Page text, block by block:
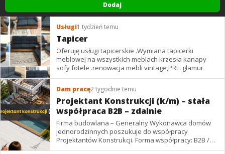
Dodaj
Usługi1 tydzień temu
Tapicer
Oferuję usługi tapicerskie .Wymiana tapicerki
meblowej na wszystkich meblach krzesła kanapy
sofy fotele .renowacja mebli vintage,PRL. glamur
Dam pracę2 tygodnie temu
Projektant Konstrukcji (k/m) – stała
współpraca B2B – zdalnie
Firma budowlana – Generalny Wykonawca domów
jednorodzinnych poszukuje do współpracy
Projektantów Konstrukcji. Forma współpracy: B2B /
podwykonawstwo – zdalnie. Wynagrodzenie: ✔